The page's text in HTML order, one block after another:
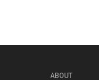
ABOUT